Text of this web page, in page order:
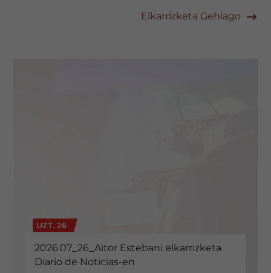
Elkarrizketa Gehiago
UZT. 26
2026.07_26_Aitor Estebani elkarrizketa
Diario de Noticias-en